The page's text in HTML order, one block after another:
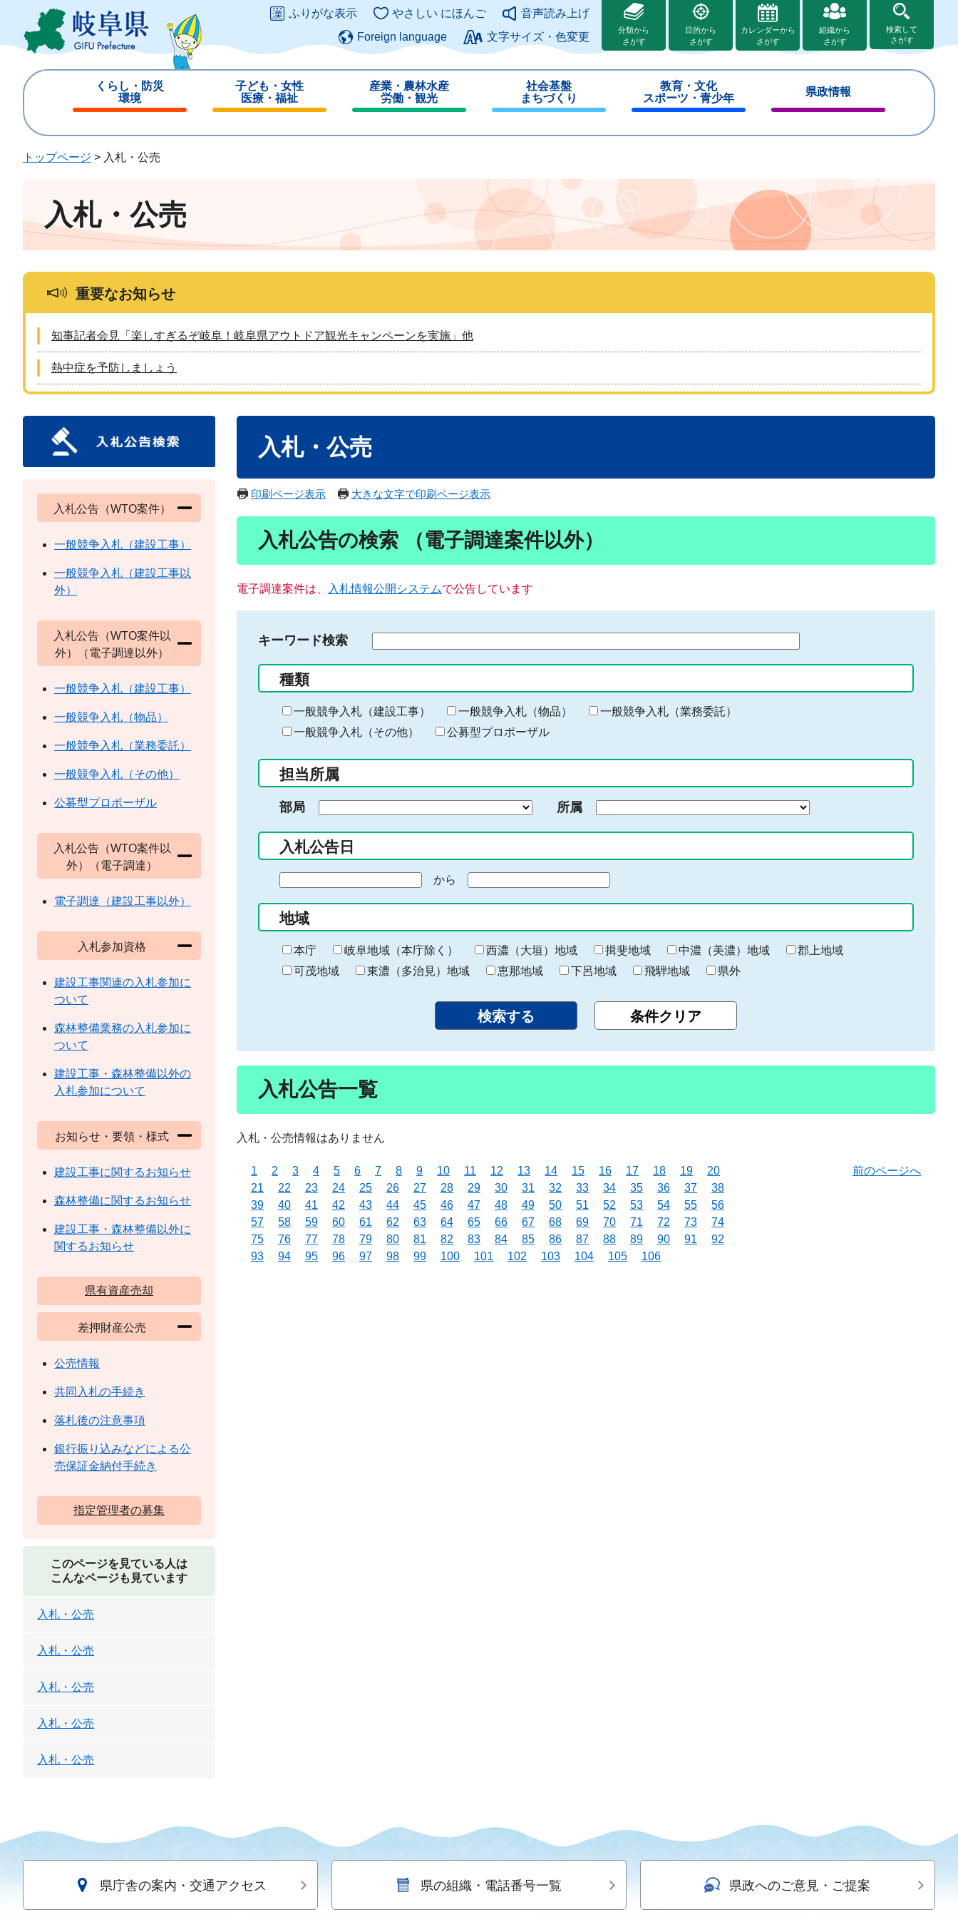
ジ
ュ
このページの本文へ
ふりがな表示 やさしい にほんご
音声読み上げ
Foreign language
文字サイズ・色変更
分類から
さがす
目的から
さがす
カレンダーから
さがす
組織から
さがす
検索して
さがす
くらし・防災
環境
じ
子ども・女性
医療・福祉
じ
産業・農林水産
労働・観光
じ
社会基盤
まちづくり
じ
教育・文化
スポーツ・青少年
じ
県政情報
じ
トップページ > 入札・公売
入札・公売
重要なお知らせ
知事記者会見「楽しすぎるぞ岐阜！岐阜県アウトドア観光キャンペーンを実施」他
熱中症を予防しましょう
入札・公売
印刷ページ表示 大きな文字で印刷ページ表示
入札公告の検索 （電子調達案件以外）
電子調達案件は、 入札情報公開システムで公告しています
キーワード検索
る
キ
ー
ー
入
力
種類
一般競争入札（建設工事） 一般競争入札（物品）
一般競争入札（業務委託）
一般競争入札（その他）
公募型プロポーザル
担当所属
部局 所属
入札公告日
の
始
ま
り
から
終
わ
り
地域
本庁 岐阜地域（本庁除く） 西濃（大垣）地域 揖斐地域 中濃（美濃）地域
郡上地域
可茂地域
東濃（多治見）地域 恵那地域 下呂地域 飛騨地域 県外
入札公告一覧
入札・公売情報はありません
1 2 3 4 5 6 7 8 9 10 11 12 13 14 15 16 17 18 19
20
21
22 23 24 25 26 27 28 29 30 31 32 33 34 35 36 37
38
39
40 41 42 43 44 45 46 47 48 49 50 51 52 53 54 55
56
57
58 59 60 61 62 63 64 65 66 67 68 69 70 71 72 73
74
75
76 77 78 79 80 81 82 83 84 85 86 87 88 89 90 91
92
93
94 95 96 97 98 99 100 101 102 103 104 105 106
前のページへ
入札公告（WTO案件）
一般競争入札（建設工事）
一般競争入札（建設工事以
外）
入札公告（WTO案件以
外）（電子調達以外）
一般競争入札（建設工事）
一般競争入札（物品）
一般競争入札（業務委託）
一般競争入札（その他）
公募型プロポーザル
入札公告（WTO案件以
外）（電子調達）
電子調達（建設工事以外）
入札参加資格
建設工事関連の入札参加に
ついて
森林整備業務の入札参加に
ついて
建設工事・森林整備以外の
入札参加について
お知らせ・要領・様式
建設工事に関するお知らせ
森林整備に関するお知らせ
建設工事・森林整備以外に
関するお知らせ
県有資産売却
差押財産公売
公売情報
共同入札の手続き
落札後の注意事項
銀行振り込みなどによる公
売保証金納付手続き
指定管理者の募集
このページを見ている人は
こんなページも見ています
入札・公売
入札・公売
入札・公売
入札・公売
入札・公売
県庁舎の案内・交通アクセス 県の組織・電話番号一覧 県政へのご意見・ご提案